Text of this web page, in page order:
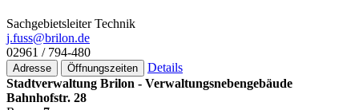
Sachgebietsleiter Technik
j.fuss@­brilon.de
02961 / 794-480
Adresse Öffnungszeiten
Details
Stadtverwaltung Brilon - Verwaltungsnebengebäude
Bahnhofstr. 28